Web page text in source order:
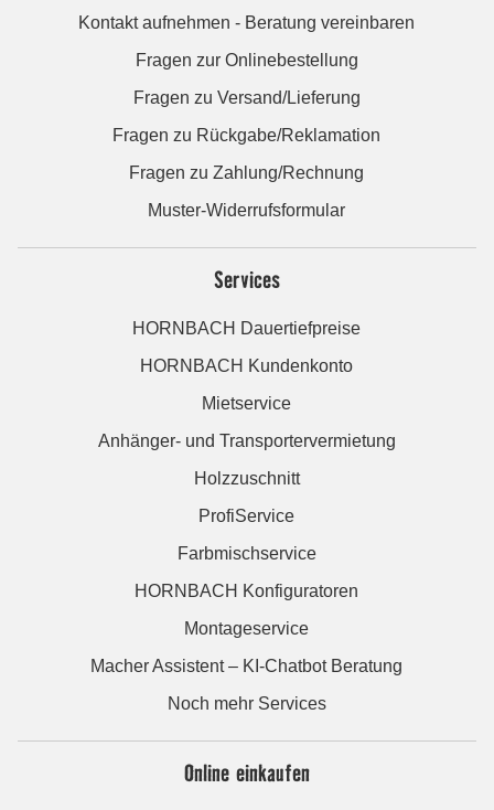
Kontakt aufnehmen - Beratung vereinbaren
Fragen zur Onlinebestellung
Fragen zu Versand/Lieferung
Fragen zu Rückgabe/Reklamation
Fragen zu Zahlung/Rechnung
Muster-Widerrufsformular
Services
HORNBACH Dauertiefpreise
HORNBACH Kundenkonto
Mietservice
Anhänger- und Transportervermietung
Holzzuschnitt
ProfiService
Farbmischservice
HORNBACH Konfiguratoren
Montageservice
Macher Assistent – KI-Chatbot Beratung
Noch mehr Services
Online einkaufen